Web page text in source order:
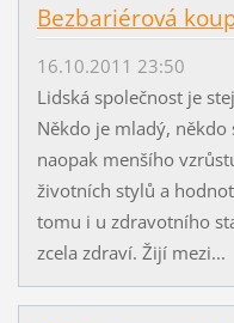
Bezbariérová
16.10.2011 23:50
Lidská společnost je
Někdo je mladý,
naopak menšího
životních stylů a
tomu i u zdravotního
zcela zdraví. Žijí mezi...